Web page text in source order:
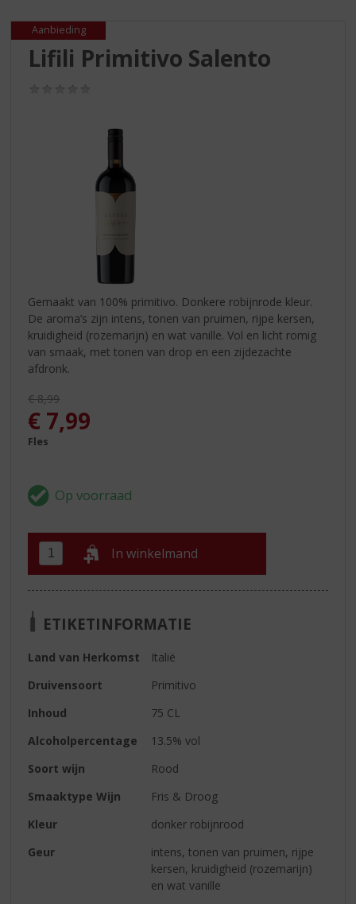
p
Aanbieding
Lifili Primitivo Salento
Gemaakt van 100% primitivo. Donkere robijnrode kleur.
De aroma’s zijn intens, tonen van pruimen, rijpe kersen,
kruidigheid (rozemarijn) en wat vanille. Vol en licht romig
van smaak, met tonen van drop en een zijdezachte
afdronk.
Originele prijs was:
€8,99
, Huidige prijs is:
€ 7,99
Fles
In winkelmand
ETIKETINFORMATIE
Land van Herkomst
Italië
Druivensoort
Primitivo
Inhoud
75 CL
Alcoholpercentage
13.5% vol
Soort wijn
Rood
Smaaktype Wijn
Fris & Droog
Kleur
donker robijnrood
Geur
intens, tonen van pruimen, rijpe
kersen, kruidigheid (rozemarijn)
en wat vanille